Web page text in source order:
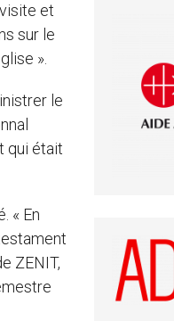
et
sur le
».
le
qui était
« En
ZENIT,